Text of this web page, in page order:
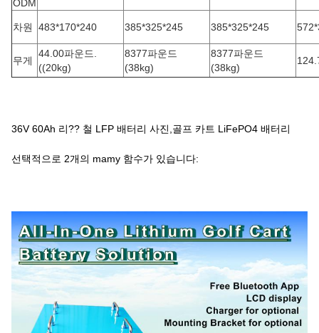
ODM
차원 483*170*240 385*325*245 385*325*245
무게
44.00파운드.
((20kg)
8377파운드
(38kg)
8377파운드
(38kg)
36V 60Ah 리?? 철 LFP 배터리 사진,골프 카트 LiFePO4 배터리
선택적으로 2개의 mamy 함수가 있습니다: